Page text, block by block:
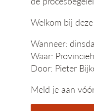
Welkom bij
Wanneer:
Waar:
Door: Pieter
Meld je aan